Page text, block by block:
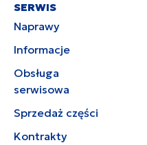
SERWIS
Naprawy
Informacje
Obsługa
serwisowa
Sprzedaż części
Kontrakty